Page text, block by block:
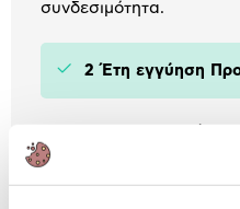
συνδεσιμότητα.
2 Έτη εγγύηση
Ανάλυση: